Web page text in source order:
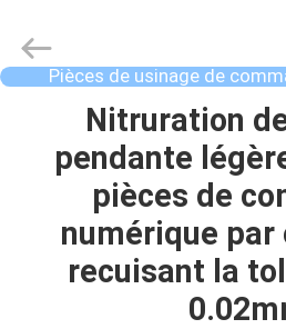
MAISON
PRODUITS
Shenzhen
Tuofa
Technology
Co.,
Pièces de usinage de
Nitruration
pendante
pièces de
numérique
recuisant la